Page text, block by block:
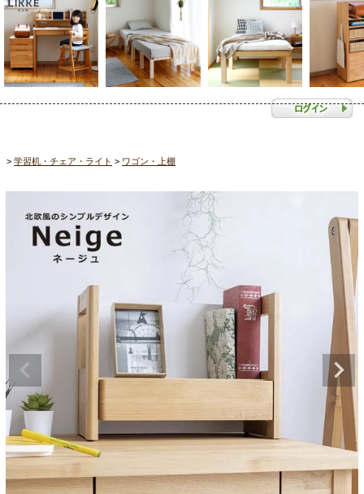
学習机・チェア・ライト ワゴン・上棚